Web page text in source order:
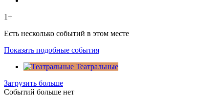
1+
Есть несколько событий в этом месте
Показать подобные события
Театральные
Загрузить больше
Событий больше нет